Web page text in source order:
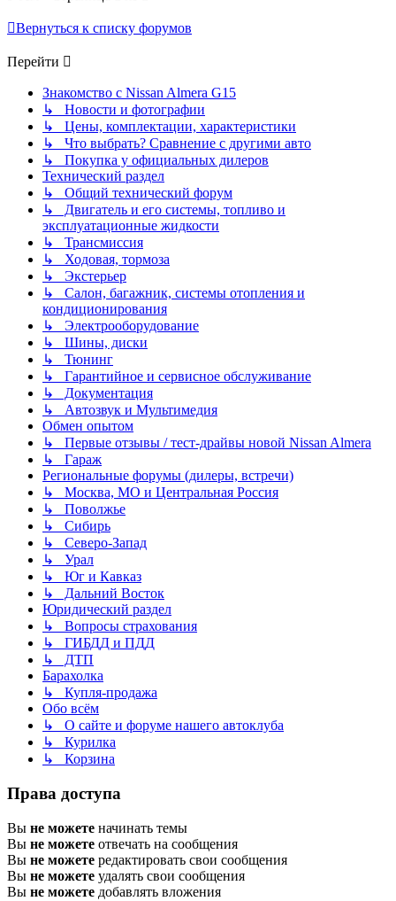
Вернуться к списку форумов
Перейти
Знакомство с Nissan Almera G15
↳ Новости и фотографии
↳ Цены, комплектации, характеристики
↳ Что выбрать? Сравнение с другими авто
↳ Покупка у официальных дилеров
Технический раздел
↳ Общий технический форум
↳ Двигатель и его системы, топливо и
эксплуатационные жидкости
↳ Трансмиссия
↳ Ходовая, тормоза
↳ Экстерьер
↳ Салон, багажник, системы отопления и
кондиционирования
↳ Электрооборудование
↳ Шины, диски
↳ Тюнинг
↳ Гарантийное и сервисное обслуживание
↳ Документация
↳ Автозвук и Мультимедия
Обмен опытом
↳ Первые отзывы / тест-драйвы новой Nissan Almera
↳ Гараж
Региональные форумы (дилеры, встречи)
↳ Москва, МО и Центральная Россия
↳ Поволжье
↳ Сибирь
↳ Северо-Запад
↳ Урал
↳ Юг и Кавказ
↳ Дальний Восток
Юридический раздел
↳ Вопросы страхования
↳ ГИБДД и ПДД
↳ ДТП
Барахолка
↳ Купля-продажа
Обо всём
↳ О сайте и форуме нашего автоклуба
↳ Курилка
↳ Корзина
Права доступа
Вы не можете начинать темы
Вы не можете отвечать на сообщения
Вы не можете редактировать свои сообщения
Вы не можете удалять свои сообщения
Вы не можете добавлять вложения